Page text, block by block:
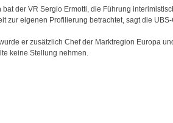
der VR Sergio Ermotti, die Führung
zur eigenen Profilierung betrachtet, sagt die
er zusätzlich Chef der Marktregion Europa
keine Stellung nehmen.